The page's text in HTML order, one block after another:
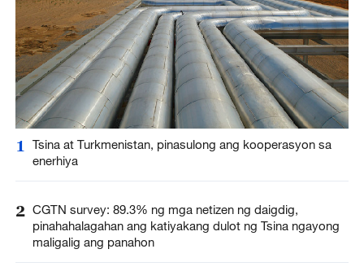
1
Tsina at Turkmenistan, pinasulong ang kooperasyon sa
enerhiya
2 CGTN survey: 89.3% ng mga netizen ng daigdig,
pinahahalagahan ang katiyakang dulot ng Tsina ngayong
maligalig ang panahon